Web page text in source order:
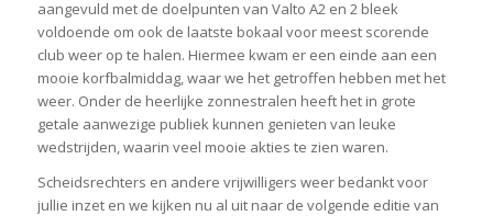
aangevuld met de doelpunten van Valto A2 en 2 bleek
voldoende om ook de laatste bokaal voor meest scorende
club weer op te halen. Hiermee kwam er een einde aan een
mooie korfbalmiddag, waar we het getroffen hebben met het
weer. Onder de heerlijke zonnestralen heeft het in grote
getale aanwezige publiek kunnen genieten van leuke
wedstrijden, waarin veel mooie akties te zien waren.
Scheidsrechters en andere vrijwilligers weer bedankt voor
jullie inzet en we kijken nu al uit naar de volgende editie van